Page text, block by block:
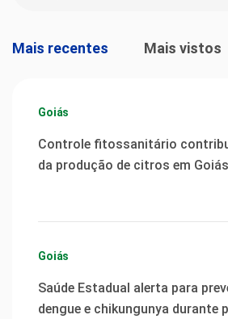
Mais recentes Mais vistos
Goiás
Controle fitossanitário
da produção de citros em Goiás
Goiás
Saúde Estadual alerta para
dengue e chikungunya durante